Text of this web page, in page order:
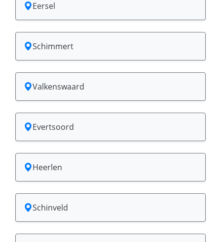
Eersel
Schimmert
Valkenswaard
Evertsoord
Heerlen
Schinveld